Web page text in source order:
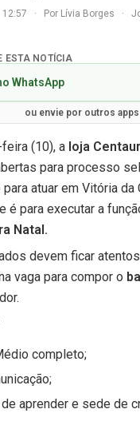
12:57 · Por Lívia Borges ·
ESTA NOTÍCIA
WhatsApp
ou envie por outros apps
(10), a loja
para processo
atuar em Vitória da
é para executar a
Natal.
devem ficar
vaga para compor o
completo;
aprender e sede de